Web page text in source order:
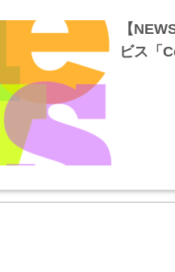
【
ビス「